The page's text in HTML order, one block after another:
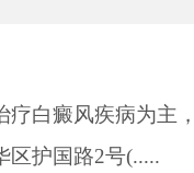
疗白癜风疾病为主
区护国路2号(.....